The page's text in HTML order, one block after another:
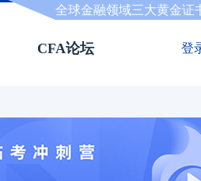
全球金融领域三大黄金证
CFA论坛 登